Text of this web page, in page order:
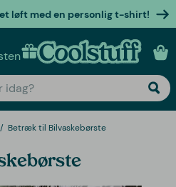
løft med en personlig t-shirt!
Personlige gaver
Betræk til Bilvaskebørste